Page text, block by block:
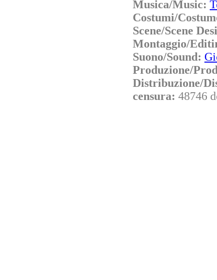
Musica/Music:
Costumi/
Scene/Scene
Montaggio/
Suono/Sound:
Produzione/
Distribuzione/
censura: 48746